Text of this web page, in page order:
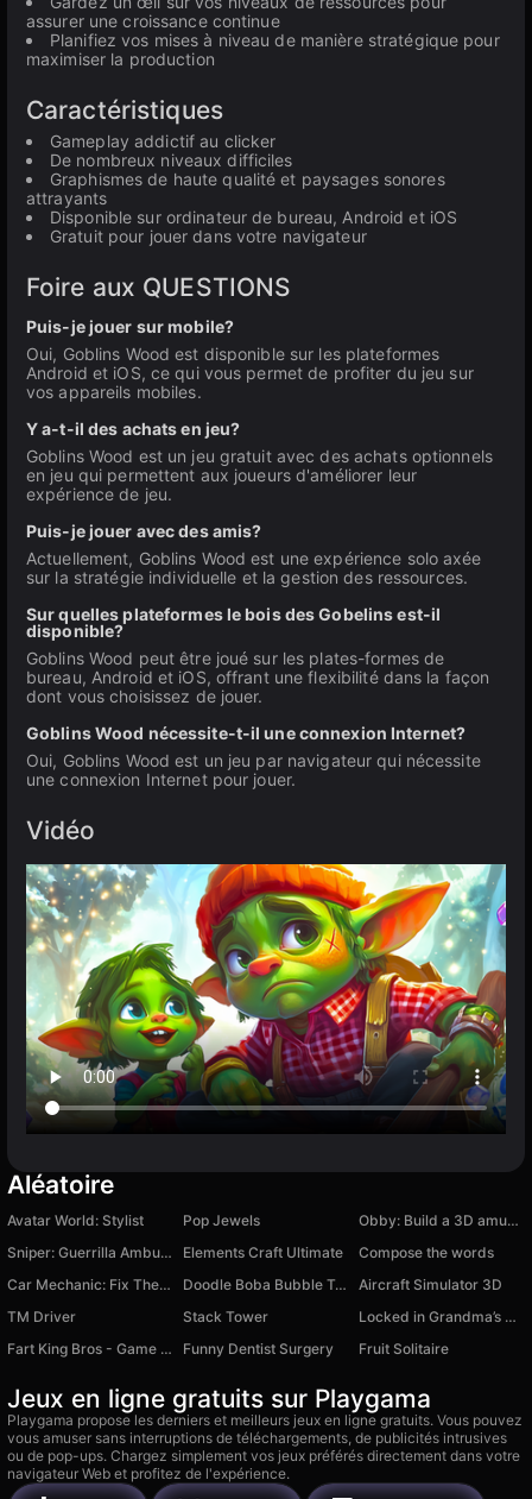
assurer une croissance continue
Planifiez vos mises à niveau de manière stratégique pour
maximiser la production
Caractéristiques
Gameplay addictif au clicker
De nombreux niveaux difficiles
Graphismes de haute qualité et paysages sonores
attrayants
Disponible sur ordinateur de bureau, Android et iOS
Gratuit pour jouer dans votre navigateur
Foire aux QUESTIONS
Puis-je jouer sur mobile?
Oui, Goblins Wood est disponible sur les plateformes
Android et iOS, ce qui vous permet de profiter du jeu sur
vos appareils mobiles.
Y a-t-il des achats en jeu?
Goblins Wood est un jeu gratuit avec des achats optionnels
en jeu qui permettent aux joueurs d'améliorer leur
expérience de jeu.
Puis-je jouer avec des amis?
Actuellement, Goblins Wood est une expérience solo axée
sur la stratégie individuelle et la gestion des ressources.
Sur quelles plateformes le bois des Gobelins est-il
disponible?
Goblins Wood peut être joué sur les plates-formes de
bureau, Android et iOS, offrant une flexibilité dans la façon
dont vous choisissez de jouer.
Goblins Wood nécessite-t-il une connexion Internet?
Oui, Goblins Wood est un jeu par navigateur qui nécessite
une connexion Internet pour jouer.
Vidéo
Aléatoire
Avatar World: Stylist Pop Jewels
Obby: Build a 3D amusement park! +1 per second
Sniper: Guerrilla Ambush
Elements Craft Ultimate
Compose the words
Car Mechanic: Fix The Car Simulator
Doodle Boba Bubble Tea.
Aircraft Simulator 3D
TM Driver
Stack Tower
Locked in Grandma’s Basement 2: Revenge - Horror Escape
Fart King Bros - Game For Two
Funny Dentist Surgery Fruit Solitaire
Jeux en ligne gratuits sur Playgama
Playgama propose les derniers et meilleurs jeux en ligne gratuits. Vous pouvez
vous amuser sans interruptions de téléchargements, de publicités intrusives
ou de pop-ups. Chargez simplement vos jeux préférés directement dans votre
navigateur Web et profitez de l'expérience.